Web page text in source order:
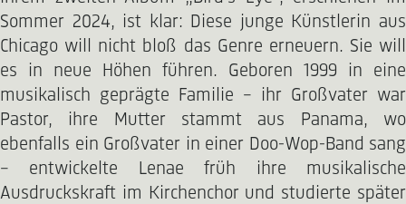
Sommer 2024, ist klar: Diese junge Künstlerin aus
Chicago will nicht bloß das Genre erneuern. Sie will
es in neue Höhen führen. Geboren 1999 in eine
musikalisch geprägte Familie – ihr Großvater war
Pastor, ihre Mutter stammt aus Panama, wo
ebenfalls ein Großvater in einer Doo-Wop-Band sang
– entwickelte Lenae früh ihre musikalische
Ausdruckskraft im Kirchenchor und studierte später